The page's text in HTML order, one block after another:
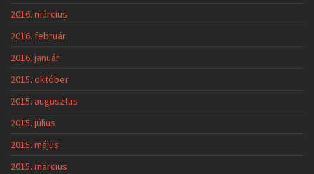
2016. március
2016. február
2016. január
2015. október
2015. augusztus
2015. július
2015. május
2015. március